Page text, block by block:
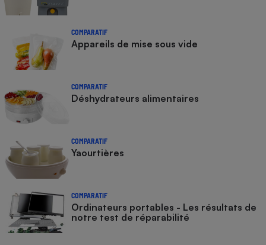
COMPARATIF
Appareils de mise sous vide
COMPARATIF
Déshydrateurs alimentaires
COMPARATIF
Yaourtières
COMPARATIF
Ordinateurs portables - Les résultats de
notre test de réparabilité